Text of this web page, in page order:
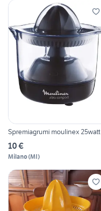
Spremiagrumi moulinex 25watt
10 €
Milano(MI)